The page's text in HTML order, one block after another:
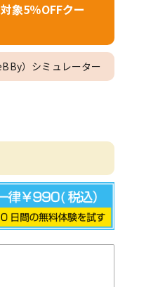
象5％OFFクー
）シミュレーター